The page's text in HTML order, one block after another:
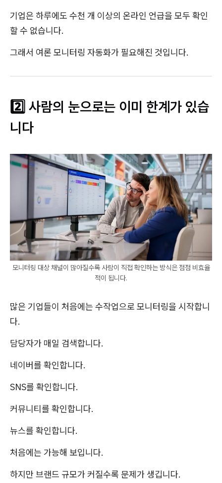
기업은 하루에도 수천 개 이상의 온라인 언급을 모두 확인
할 수 없습니다.
그래서 여론 모니터링 자동화가 필요해진 것입니다.
2️⃣ 사람의 눈으로는 이미 한계가 있습
니다
모니터링 대상 채널이 많아질수록 사람이 직접 확인하는 방식은 점점 비효율
적이 됩니다.
많은 기업들이 처음에는 수작업으로 모니터링을 시작합니
다.
담당자가 매일 검색합니다.
네이버를 확인합니다.
SNS를 확인합니다.
커뮤니티를 확인합니다.
뉴스를 확인합니다.
처음에는 가능해 보입니다.
하지만 브랜드 규모가 커질수록 문제가 생깁니다.